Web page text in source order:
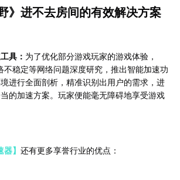
》进不去房间的有效解决方案
具： 为了优化部分游戏玩家的游戏体验，
不稳定等网络问题深度研究，推出智能加速功
进行全面剖析，精准识别出用户的需求，进
的加速方案。玩家便能毫无障碍地享受游戏
器】 还有更多享誉行业的优点：